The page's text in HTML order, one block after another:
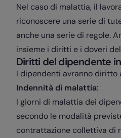
Nel caso di malattia, il
riconoscere una serie di
anche una serie di regole.
insieme i diritti e i doveri
Diritti del dipendente
I dipendenti avranno diritto
Indennità di malattia:
I giorni di malattia dei
secondo le modalità
contrattazione collettiva di